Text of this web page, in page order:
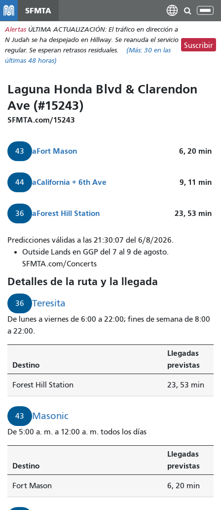
contenido
principal
SFMTA
Alertas ÚLTIMA ACTUALIZACIÓN: El tráfico en dirección a
N Judah se ha despejado en Hillway. Se reanuda el servicio
regular. Se esperan retrasos residuales.
(Más: 30 en las
últimas 48 horas)
Suscribir
Laguna Honda Blvd & Clarendon
Ave (#15243)
SFMTA.com/15243
43 aFort Mason 6, 20 min
44 aCalifornia + 6th Ave 9, 11 min
36 aForest Hill Station 23, 53 min
Predicciones válidas a las 21:30:07 del 6/8/2026.
Outside Lands en GGP del 7 al 9 de agosto.
SFMTA.com/Concerts
Detalles de la ruta y la llegada
36 Teresita
De lunes a viernes de 6:00 a 22:00; fines de semana de 8:00
a 22:00.
Destino
Llegadas
previstas
Forest Hill Station 23, 53 min
43 Masonic
De 5:00 a. m. a 12:00 a. m. todos los días
Destino
Llegadas
previstas
Fort Mason 6, 20 min